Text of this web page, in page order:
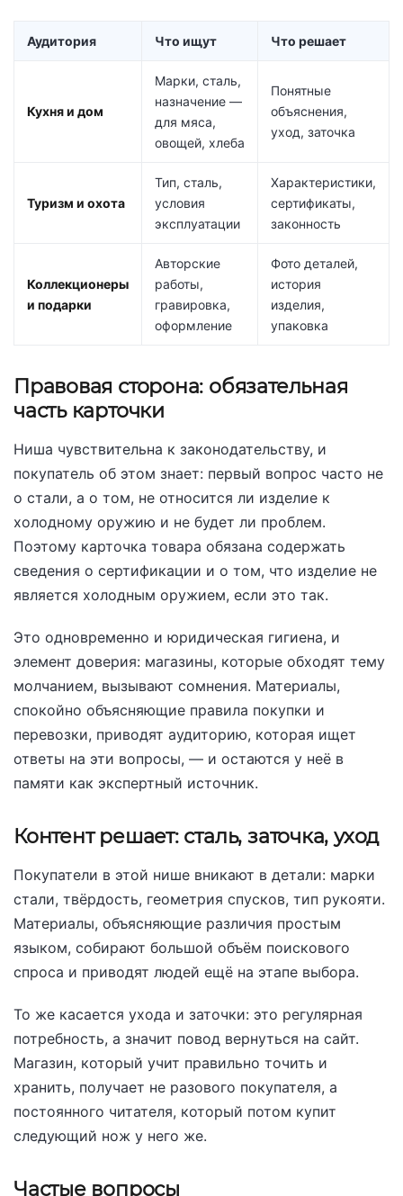
Аудитория Что ищут Что решает
Кухня и дом
Марки, сталь,
назначение —
для мяса,
овощей, хлеба
Понятные
объяснения,
уход, заточка
Туризм и охота
Тип, сталь,
условия
эксплуатации
Характеристики,
сертификаты,
законность
Коллекционеры
и подарки
Авторские
работы,
гравировка,
оформление
Фото деталей,
история
изделия,
упаковка
Правовая сторона: обязательная
часть карточки
Ниша чувствительна к законодательству, и
покупатель об этом знает: первый вопрос часто не
о стали, а о том, не относится ли изделие к
холодному оружию и не будет ли проблем.
Поэтому карточка товара обязана содержать
сведения о сертификации и о том, что изделие не
является холодным оружием, если это так.
Это одновременно и юридическая гигиена, и
элемент доверия: магазины, которые обходят тему
молчанием, вызывают сомнения. Материалы,
спокойно объясняющие правила покупки и
перевозки, приводят аудиторию, которая ищет
ответы на эти вопросы, — и остаются у неё в
памяти как экспертный источник.
Контент решает: сталь, заточка, уход
Покупатели в этой нише вникают в детали: марки
стали, твёрдость, геометрия спусков, тип рукояти.
Материалы, объясняющие различия простым
языком, собирают большой объём поискового
спроса и приводят людей ещё на этапе выбора.
То же касается ухода и заточки: это регулярная
потребность, а значит повод вернуться на сайт.
Магазин, который учит правильно точить и
хранить, получает не разового покупателя, а
постоянного читателя, который потом купит
следующий нож у него же.
Частые вопросы